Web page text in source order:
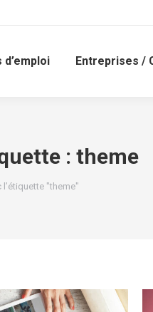
Entreprises /
: theme
l’étiquette "theme"